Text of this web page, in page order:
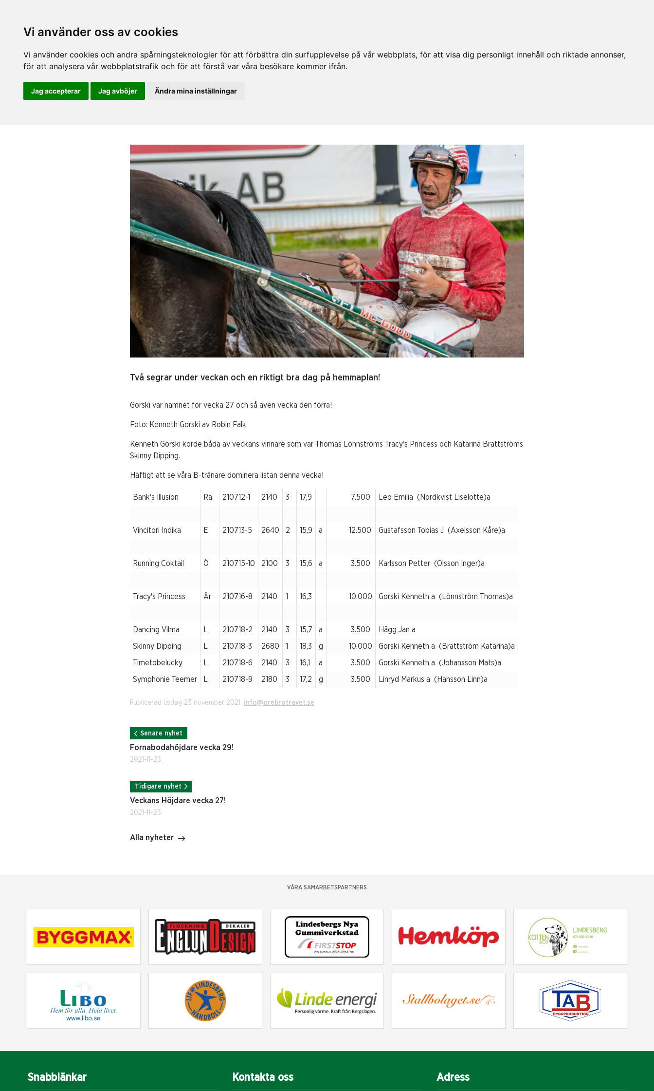
Vi använder oss av cookies
Vi använder cookies och andra spårningsteknologier för att förbättra din surfupplevelse på vår webbplats, för att visa dig personligt innehåll och riktade annonser,
för att analysera vår webbplatstrafik och för att förstå var våra besökare kommer ifrån.
Jag accepterar Jag avböjer Ändra mina inställningar
Två segrar under veckan och en riktigt bra dag på hemmaplan!
Gorski var namnet för vecka 27 och så även vecka den förra!
Foto: Kenneth Gorski av Robin Falk
Kenneth Gorski körde båda av veckans vinnare som var Thomas Lönnströms Tracy's Princess och Katarina Brattströms
Skinny Dipping.
Häftigt att se våra B-tränare dominera listan denna vecka!
Bank's Illusion Rä 210712-1 2140 3 17,9 7.500 Leo Emilia (Nordkvist Liselotte)a
Vincitori Indika E 210713-5 2640 2 15,9 a 12.500 Gustafsson Tobias J (Axelsson Kåre)a
Running Coktail Ö 210715-10 2100 3 15,6 a 3.500 Karlsson Petter (Olsson Inger)a
Tracy's Princess År 210716-8 2140 1 16,3 10.000 Gorski Kenneth a (Lönnström Thomas)a
Dancing Vilma 210718-2 2140 3 15,7 a 3.500 Hägg Jan a
Skinny Dipping 210718-3 2680 1 18,3 g 10.000 Gorski Kenneth a (Brattström Katarina)a
Timetobelucky 210718-6 2140 3 16,1 a 3.500 Gorski Kenneth a (Johansson Mats)a
Symphonie Teemer 210718-9 2180 3 17,2 g 3.500 Linryd Markus a (Hansson Linn)a
Publicerad tisdag 23 november 2021. info@orebrotravet.se
Senare nyhet
Fornabodahöjdare vecka 29!
2021-11-23
Tidigare nyhet
Veckans Höjdare vecka 27!
2021-11-23
Alla nyheter
VÅRA SAMARBETSPARTNERS
Snabblänkar Kontakta oss Adress